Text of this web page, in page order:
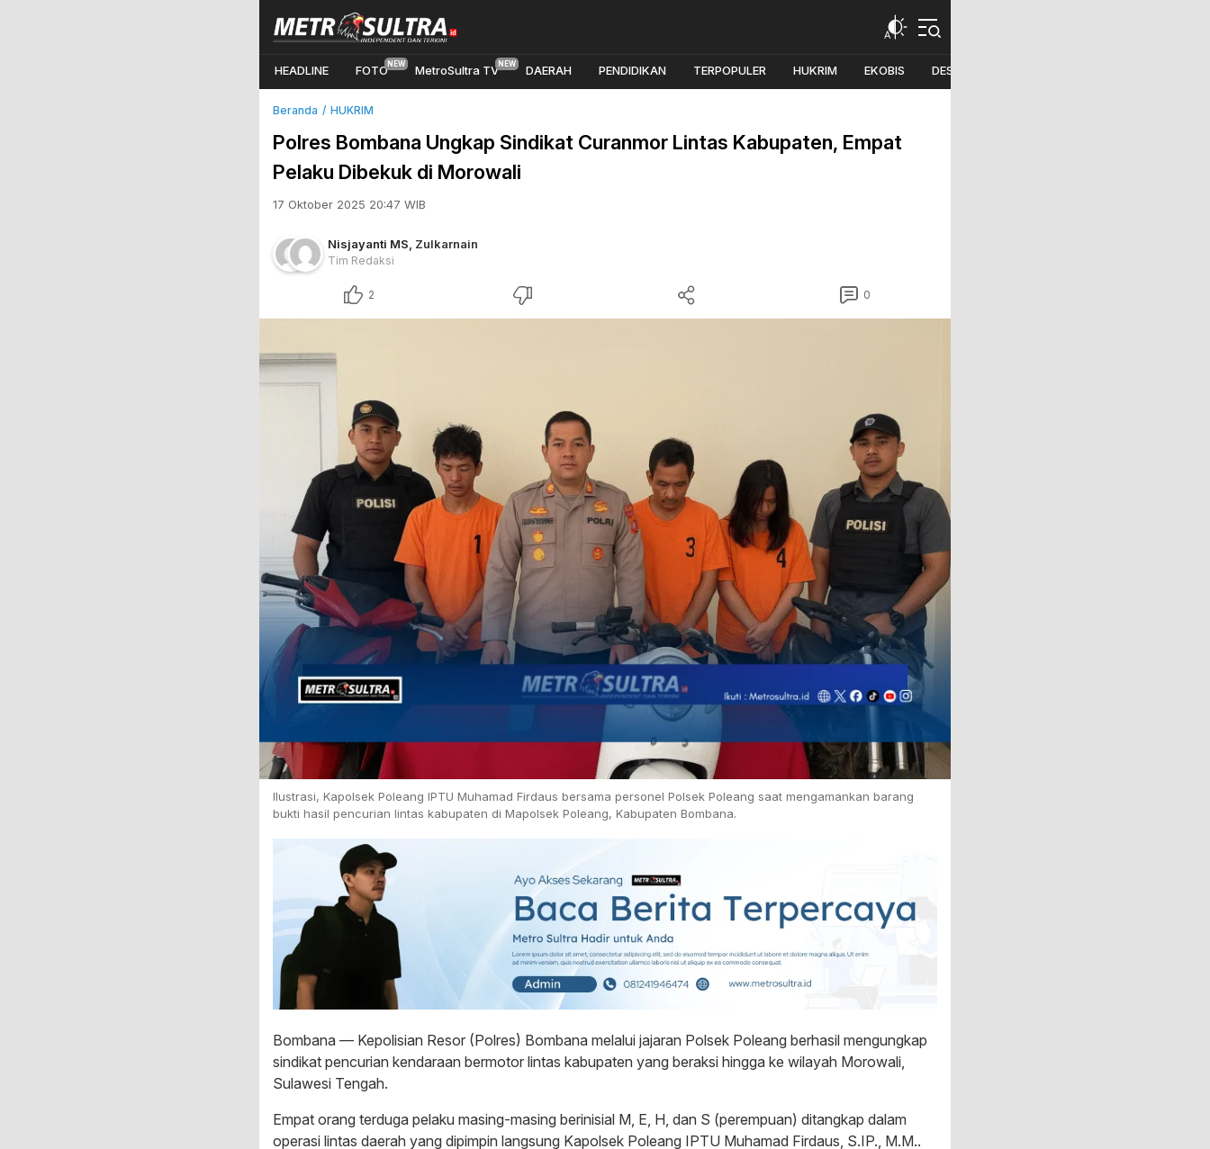
HEADLINE FOTO MetroSultra TV DAERAH PENDIDIKAN TERPOPULER HUKRIM EKOBIS DESA
Beranda HUKRIM
Polres Bombana Ungkap Sindikat Curanmor Lintas Kabupaten, Empat
Pelaku Dibekuk di Morowali
17 Oktober 2025 20:47 WIB
Nisjayanti MS Zulkarnain
Tim Redaksi
2 0
Ilustrasi, Kapolsek Poleang IPTU Muhamad Firdaus bersama personel Polsek Poleang saat mengamankan barang
bukti hasil pencurian lintas kabupaten di Mapolsek Poleang, Kabupaten Bombana.
Bombana — Kepolisian Resor (Polres) Bombana melalui jajaran Polsek Poleang berhasil mengungkap
sindikat pencurian kendaraan bermotor lintas kabupaten yang beraksi hingga ke wilayah Morowali,
Sulawesi Tengah.
Empat orang terduga pelaku masing-masing berinisial M, E, H, dan S (perempuan) ditangkap dalam
operasi lintas daerah yang dipimpin langsung Kapolsek Poleang IPTU Muhamad Firdaus, S.IP., M.M..